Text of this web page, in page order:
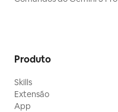
Produto
Skills
Extensão
App